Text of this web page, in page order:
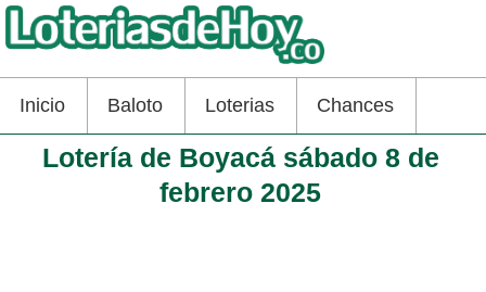
Inicio Baloto Loterias Chances
Lotería de Boyacá sábado 8 de
febrero 2025